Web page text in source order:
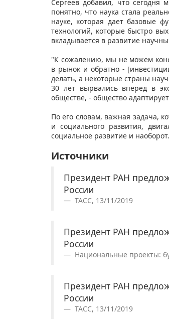
Сергеев добавил, что сегодня
понятно, что наука стала
науке, которая дает базовые
технологий, которые быстро
вкладывается в развитие
"К сожалению, мы не можем
в рынок и обратно -
делать, а некоторые страны
30 лет вырвались вперед в
обществе, - общество
По его словам, важная задача,
и социального развития,
социальное развитие и наоборот.
Источники
Президент РАН
России
ТАСС, 13/11/2019
Президент РАН
России
Национальные проекты:
Президент РАН
России
ТАСС, 13/11/2019